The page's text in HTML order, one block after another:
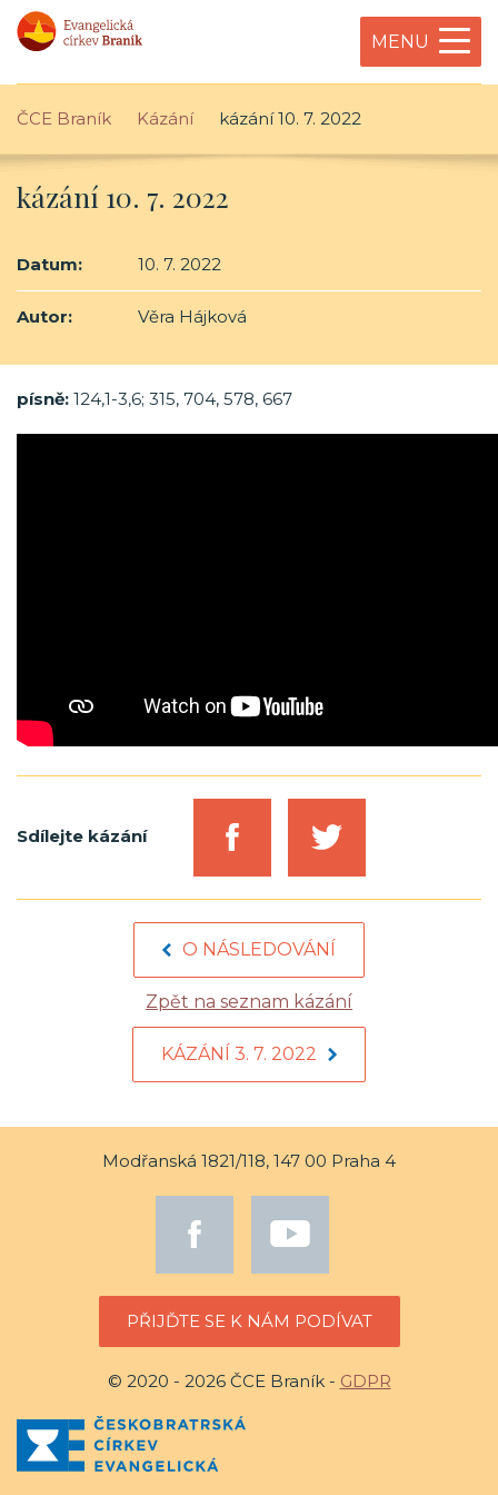
MENU
ČCE Braník Kázání kázání 10. 7. 2022
kázání 10. 7. 2022
Datum: 10. 7. 2022
Autor: Věra Hájková
písně: 124,1-3,6; 315, 704, 578, 667
Sdílejte kázání
O NÁSLEDOVÁNÍ
Zpět na seznam kázání
KÁZÁNÍ 3. 7. 2022
Modřanská 1821/118, 147 00 Praha 4
PŘIJĎTE SE K NÁM PODÍVAT
© 2020 - 2026 ČCE Braník - GDPR